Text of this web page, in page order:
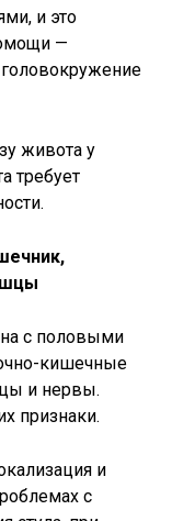
и это
—
головокружение
живота у
требует
с половыми
кишечные
и нервы.
признаки.
и
с